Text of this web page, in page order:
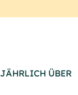
JÄHRLICH ÜBER